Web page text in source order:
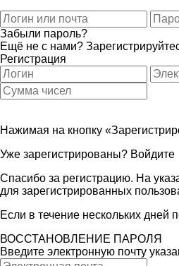
Забыли пароль?
Ещё не с нами?
Регистрация
Нажимая на кнопку
Уже зарегистрированы? Войдите
Спасибо за регистрацию. На
для зарегистрированных
Если в течение нескольких
ВОССТАНОВЛЕНИЕ ПАРОЛЯ
Введите электронную почту